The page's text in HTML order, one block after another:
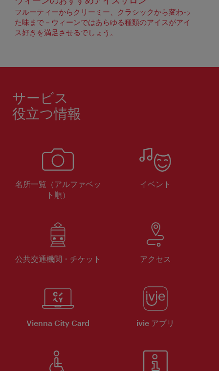
フルーティーからクリーミー、クラシックから変わっ
た味まで－ウィーンではあらゆる種類のアイスがアイ
ス好きを満足させるでしょう。
サービス
役立つ情報
名所一覧（アルファベッ
ト順）
イベント
公共交通機関・チケット アクセス
Vienna City Card ivie アプリ